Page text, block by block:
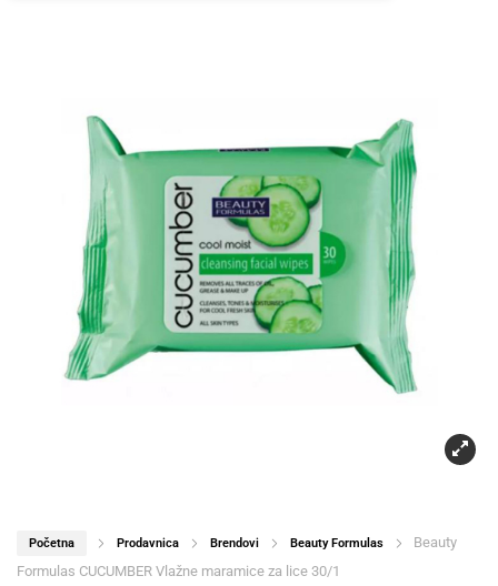
Početna Prodavnica Brendovi Beauty Formulas
Beauty
Formulas CUCUMBER Vlažne maramice za lice 30/1